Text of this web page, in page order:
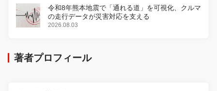
令和8年熊本地震で「通れる道」を可視化、クルマ
の走行データが災害対応を支える
2026.08.03
著者プロフィール